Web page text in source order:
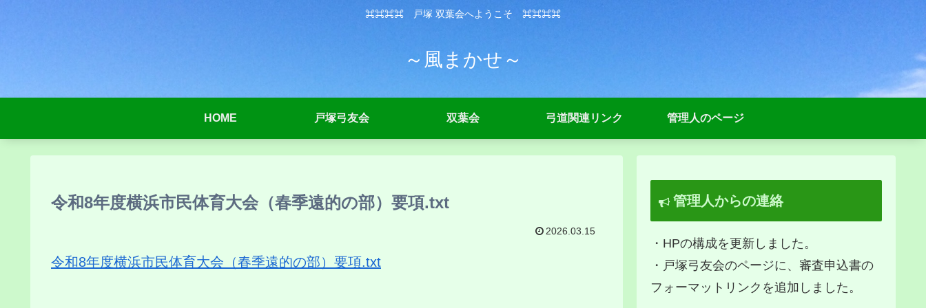
⌘⌘⌘⌘ 戸塚 双葉会へようこそ ⌘⌘⌘⌘
～風まかせ～
HOME 戸塚弓友会 双葉会 弓道関連リンク 管理人のページ
令和8年度横浜市民体育大会（春季遠的の部）要項.txt
2026.03.15
令和8年度横浜市民体育大会（春季遠的の部）要項.txt
管理人からの連絡
・HPの構成を更新しました。
・戸塚弓友会のページに、審査申込書の
フォーマットリンクを追加しました。